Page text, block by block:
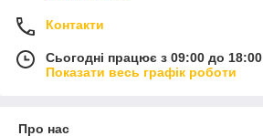
Контакти
Сьогодні працює з 09:00 до 18:00
Показати весь графік роботи
Про нас